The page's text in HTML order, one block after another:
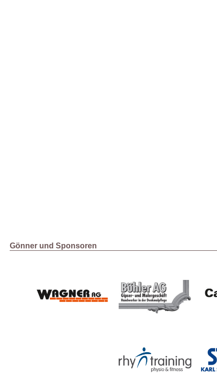
Gönner und Sponsoren